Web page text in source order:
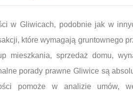
w Gliwicach, podobnie jak w
które wymagają gruntownego
mieszkania, sprzedaż domu,
porady prawne Gliwice są
pomoże w analizie umów,